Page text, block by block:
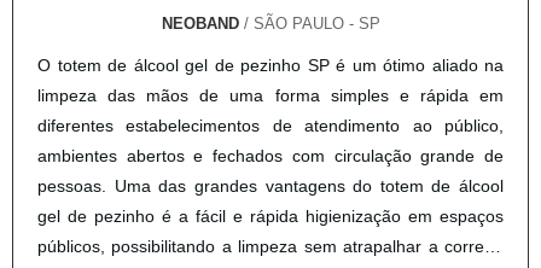
adquiridos em empresas especializadas no mercado, que
sejam capazes de garantir a qualidade do material e,
principalmente, na impressão, que é um processo
responsável pela fidelidade do material físico com o digital,
desde as informações até as cores..
NEOBAND/ SÃO PAULO - SP
O totem de álcool gel de pezinho SP é um ótimo aliado na
limpeza das mãos de uma forma simples e rápida em
diferentes estabelecimentos de atendimento ao público,
ambientes abertos e fechados com circulação grande de
pessoas. Uma das grandes vantagens do totem de álcool
gel de pezinho é a fácil e rápida higienização em espaços
públicos, possibilitando a limpeza sem atrapalhar a correria